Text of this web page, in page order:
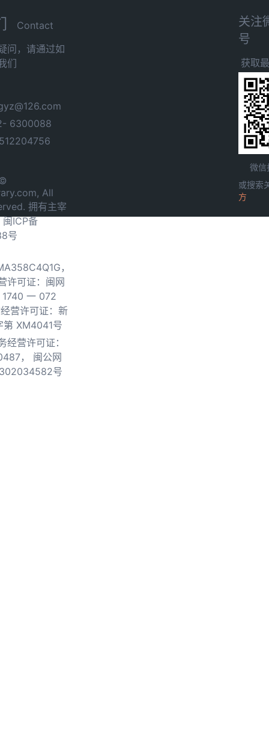
Contact
问，请通过如
们
6300088
All
拥有主宰
闽ICP备
号
，
许可证：闽网
一 072
营许可证：新
第 XM4041号
经营许可证：
，
闽公网
号
关注
号
获取
微信
或搜索
方